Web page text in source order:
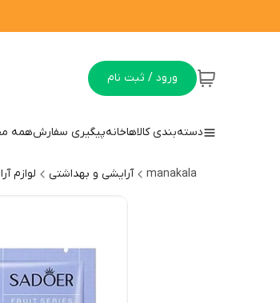
ورود / ثبت نام
دسته‌بندی کالاهاخانهپیگیری سفارشهمه
manakala آرایشی و بهداشتی لوازم